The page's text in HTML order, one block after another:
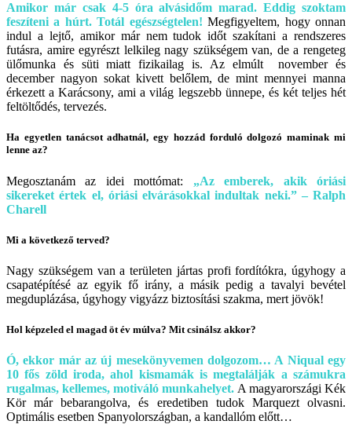
Amikor már csak 4-5 óra alvásidőm marad. Eddig szoktam
feszíteni a húrt. Totál egészségtelen! Megfigyeltem, hogy onnan
indul a lejtő, amikor már nem tudok időt szakítani a rendszeres
futásra, amire egyrészt lelkileg nagy szükségem van, de a rengeteg
ülőmunka és süti miatt fizikailag is. Az elmúlt november és
december nagyon sokat kivett belőlem, de mint mennyei manna
érkezett a Karácsony, ami a világ legszebb ünnepe, és két teljes hét
feltöltődés, tervezés.
Ha egyetlen tanácsot adhatnál, egy hozzád forduló dolgozó maminak mi
lenne az?
Megosztanám az idei mottómat: „Az emberek, akik óriási
sikereket értek el, óriási elvárásokkal indultak neki.” – Ralph
Charell
Mi a következő terved?
Nagy szükségem van a területen jártas profi fordítókra, úgyhogy a
csapatépítésé az egyik fő irány, a másik pedig a tavalyi bevétel
megduplázása, úgyhogy vigyázz biztosítási szakma, mert jövök!
Hol képzeled el magad öt év múlva? Mit csinálsz akkor?
Ó, ekkor már az új mesekönyvemen dolgozom… A Niqual egy
10 fős zöld iroda, ahol kismamák is megtalálják a számukra
rugalmas, kellemes, motiváló munkahelyet. A magyarországi Kék
Kör már bebarangolva, és eredetiben tudok Marquezt olvasni.
Optimális esetben Spanyolországban, a kandallóm előtt…